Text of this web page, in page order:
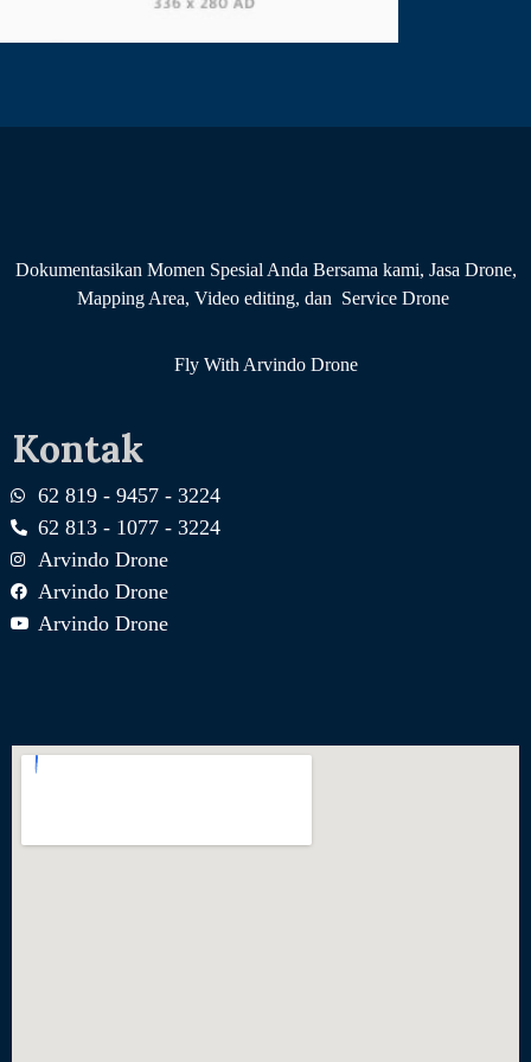
Dokumentasikan Momen Spesial Anda Bersama kami, Jasa Drone,
Mapping Area, Video editing, dan Service Drone
Fly With Arvindo Drone
Kontak
62 819 - 9457 - 3224
62 813 - 1077 - 3224
Arvindo Drone
Arvindo Drone
Arvindo Drone